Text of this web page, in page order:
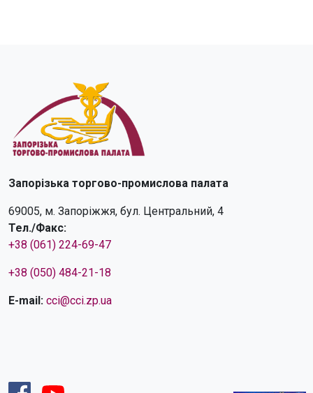
Запорізька торгово-промислова палата
69005, м. Запоріжжя, бул. Центральний, 4
Тел./Факс:
+38 (061) 224-69-47
+38 (050) 484-21-18
E-mail: cci@cci.zp.ua